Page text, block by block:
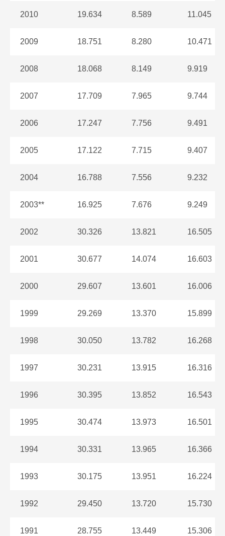
2010 19.634 8.589 11.045
2009 18.751 8.280 10.471
2008 18.068 8.149 9.919
2007 17.709 7.965 9.744
2006 17.247 7.756 9.491
2005 17.122 7.715 9.407
2004 16.788 7.556 9.232
2003** 16.925 7.676 9.249
2002 30.326 13.821 16.505
2001 30.677 14.074 16.603
2000 29.607 13.601 16.006
1999 29.269 13.370 15.899
1998 30.050 13.782 16.268
1997 30.231 13.915 16.316
1996 30.395 13.852 16.543
1995 30.474 13.973 16.501
1994 30.331 13.965 16.366
1993 30.175 13.951 16.224
1992 29.450 13.720 15.730
1991 28.755 13.449 15.306